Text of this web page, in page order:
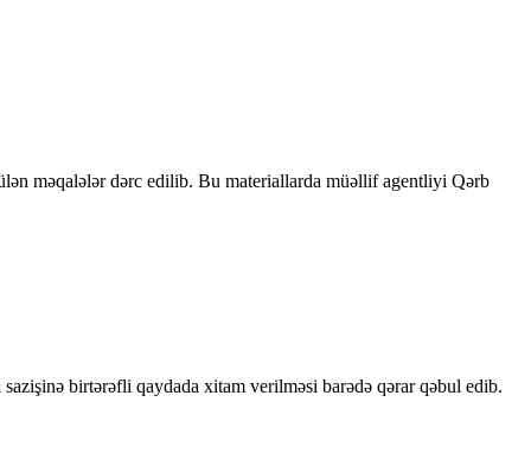
məqalələr dərc edilib. Bu materiallarda müəllif agentliyi Qərb
birtərəfli qaydada xitam verilməsi barədə qərar qəbul edib.